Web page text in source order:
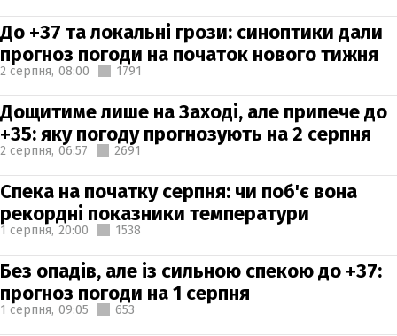
До +37 та локальні грози: синоптики дали
прогноз погоди на початок нового тижня
2 серпня, 08:00 1791
Дощитиме лише на Заході, але припече до
+35: яку погоду прогнозують на 2 серпня
2 серпня, 06:57 2691
Спека на початку серпня: чи поб'є вона
рекордні показники температури
1 серпня, 20:00 1538
Без опадів, але із сильною спекою до +37:
прогноз погоди на 1 серпня
1 серпня, 09:05 653